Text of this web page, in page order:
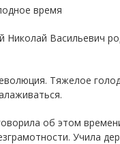
время
Николай Васильевич
Тяжелое
об этом
Учила